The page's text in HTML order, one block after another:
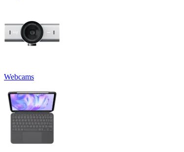
Webcams